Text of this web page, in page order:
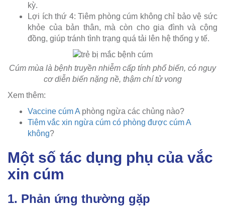
kỳ.
Lợi ích thứ 4: Tiêm phòng cúm không chỉ bảo vệ sức
khỏe của bản thân, mà còn cho gia đình và cộng
đồng, giúp tránh tình trạng quá tải lên hệ thống y tế.
Cúm mùa là bệnh truyền nhiễm cấp tính phổ biến, có nguy
cơ diễn biến nặng nề, thậm chí tử vong
Xem thêm:
Vaccine cúm A phòng ngừa các chủng nào?
Tiêm vắc xin ngừa cúm có phòng được cúm A
không?
Một số tác dụng phụ của vắc
xin cúm
1. Phản ứng thường gặp